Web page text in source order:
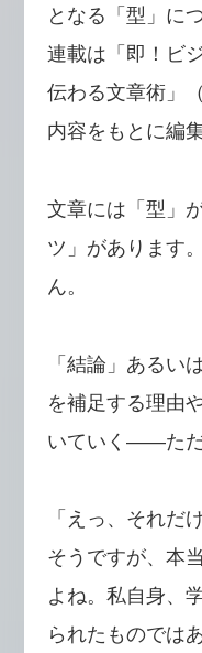
となる「型」に
連載は「即！ビ
伝わる文章術」
内容をもとに編
文章には「型」
ツ」があります
ん。
「結論」あるい
を補足する理由
いていく――ただ
「えっ、それだ
そうですが、本
よね。私自身、
られたものでは